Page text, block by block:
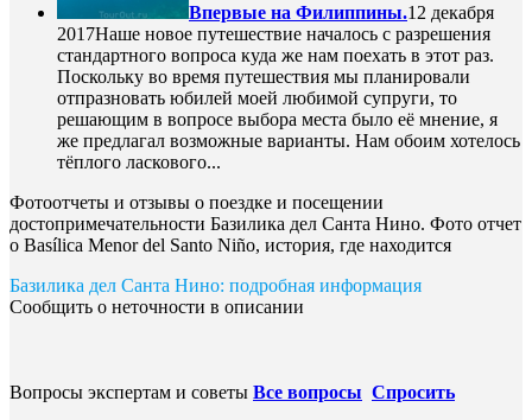
Впервые на Филиппины.12 декабря
2017Наше новое путешествие началось с разрешения
стандартного вопроса куда же нам поехать в этот раз.
Поскольку во время путешествия мы планировали
отпразновать юбилей моей любимой супруги, то
решающим в вопросе выбора места было её мнение, я
же предлагал возможные варианты. Нам обоим хотелось
тёплого ласкового...
Фотоотчеты и отзывы о поездке и посещении
достопримечательности Базилика дел Санта Нино. Фото отчет
о Basílica Menor del Santo Niño, история, где находится
Базилика дел Санта Нино: подробная информация
Сообщить о неточности в описании
Вопросы экспертам и советы Все вопросы Спросить